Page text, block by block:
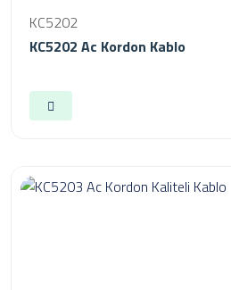
KC5202
KC5202 Ac Kordon Kablo